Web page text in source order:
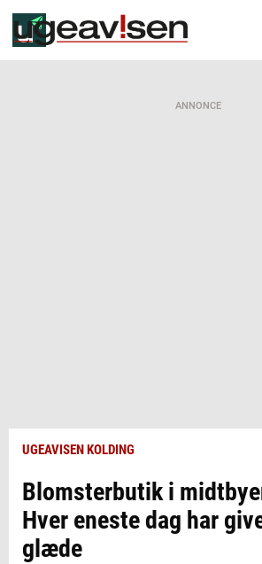
ANNONCE
UGEAVISEN KOLDING
Blomsterbutik i
Hver eneste dag har
glæde